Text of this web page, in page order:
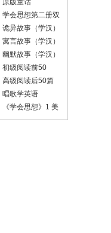
原版童话
学会思想第二册双
语朗读版
诡异故事（学汉）
寓言故事（学汉）
幽默故事（学汉）
初级阅读前50
高级阅读后50篇
唱歌学英语
《学会思想》1 美
国小学1-6年级版